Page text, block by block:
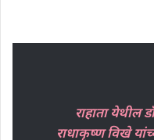
राहाता येथील
राधाकृष्ण विखे